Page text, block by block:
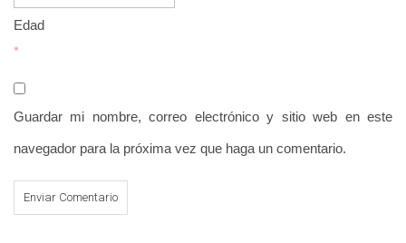
Edad
*
Guardar mi nombre, correo electrónico y sitio web en este
navegador para la próxima vez que haga un comentario.